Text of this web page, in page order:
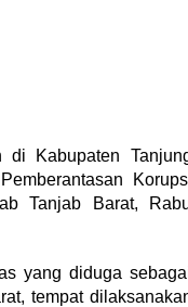
Kabupaten
Tanjab Barat,
yang diduga
tempat